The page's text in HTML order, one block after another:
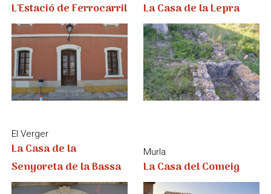
El Verger
La Casa de la
Senyoreta de la Bassa
Murla
La Casa del Comeig
El Verger
La Fàbrica de Sabó
Calp
La Llotja de Calp